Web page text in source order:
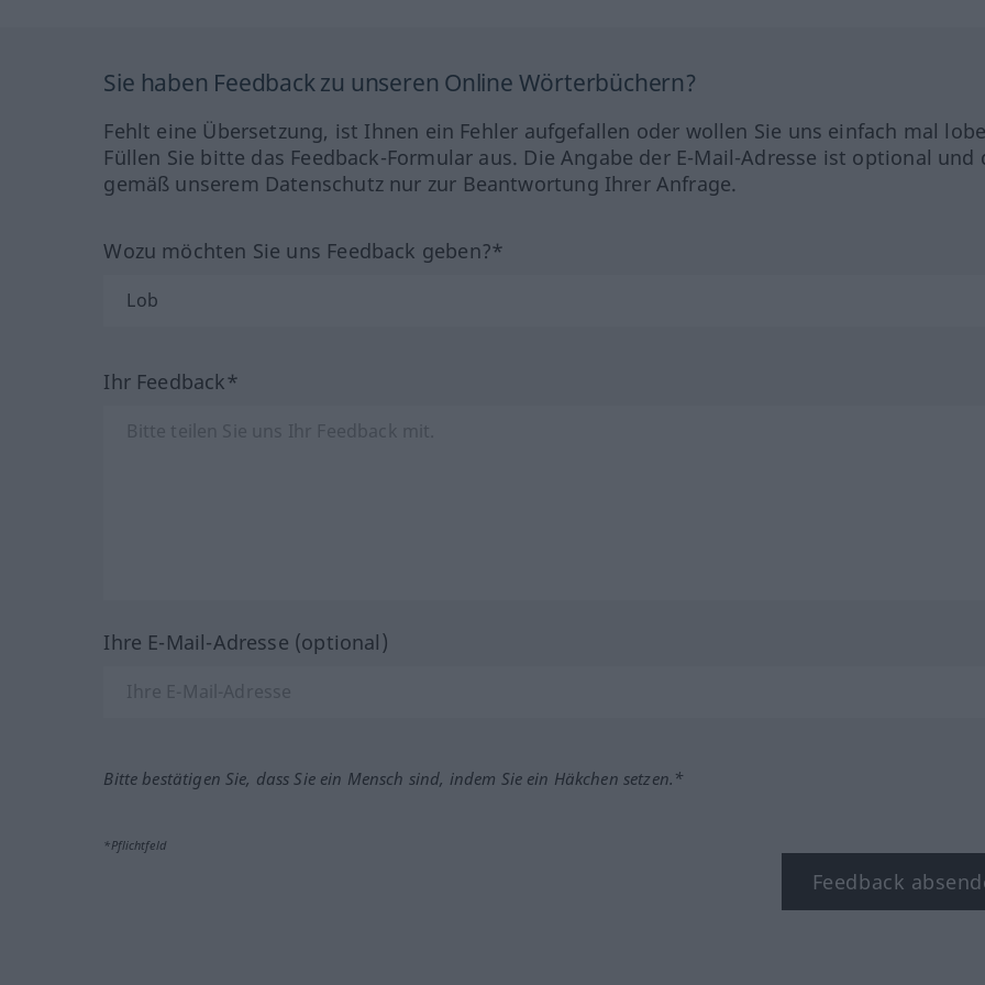
Sie haben Feedback zu unseren Online Wörterbüchern?
Fehlt eine Übersetzung, ist Ihnen ein Fehler aufgefallen oder wollen Sie uns einfach mal
Füllen Sie bitte das Feedback-Formular aus. Die Angabe der E-Mail-Adresse ist optional und
gemäß unserem Datenschutz nur zur Beantwortung Ihrer Anfrage.
Wozu möchten Sie uns Feedback geben?*
Ihr Feedback*
Ihre E-Mail-Adresse (optional)
Bitte bestätigen Sie, dass Sie ein Mensch sind, indem Sie ein Häkchen setzen.*
*Pflichtfeld
Feedback